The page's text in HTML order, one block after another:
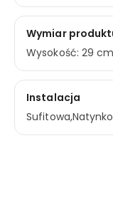
Wymiar
Wysokość: 29
Instalacja